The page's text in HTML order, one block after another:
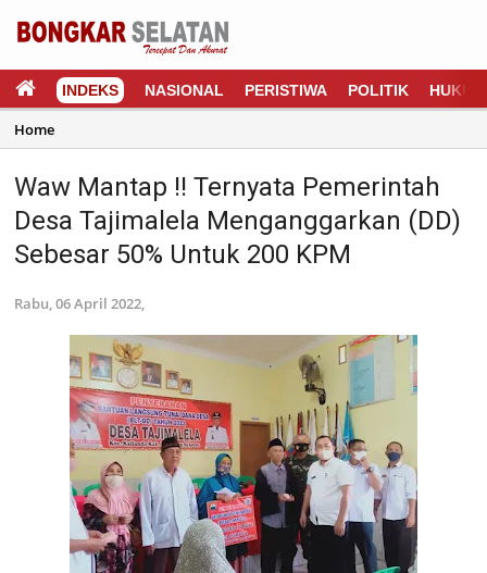
INDEKS NASIONAL PERISTIWA POLITIK HUKUM
Home
Waw Mantap !! Ternyata Pemerintah
Desa Tajimalela Menganggarkan (DD)
Sebesar 50% Untuk 200 KPM
Rabu, 06 April 2022,